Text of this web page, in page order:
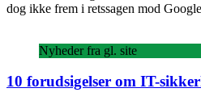
dog ikke frem i retssagen mod
Nyheder fra gl. site
10 forudsigelser om IT-